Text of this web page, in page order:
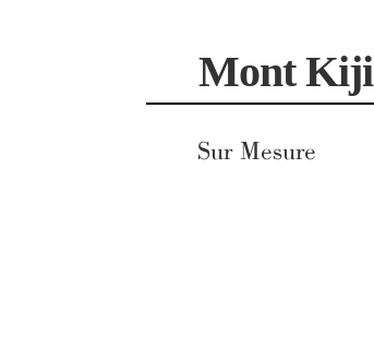
Aller
à
la
navigation
Aller
au
contenu
Mont Kiji
Sur Mesure